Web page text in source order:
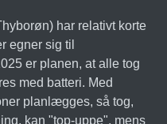
har relativt korte
egner sig til
er planen, at alle tog
med batteri. Med
planlægges, så tog,
kan "top-uppe", mens